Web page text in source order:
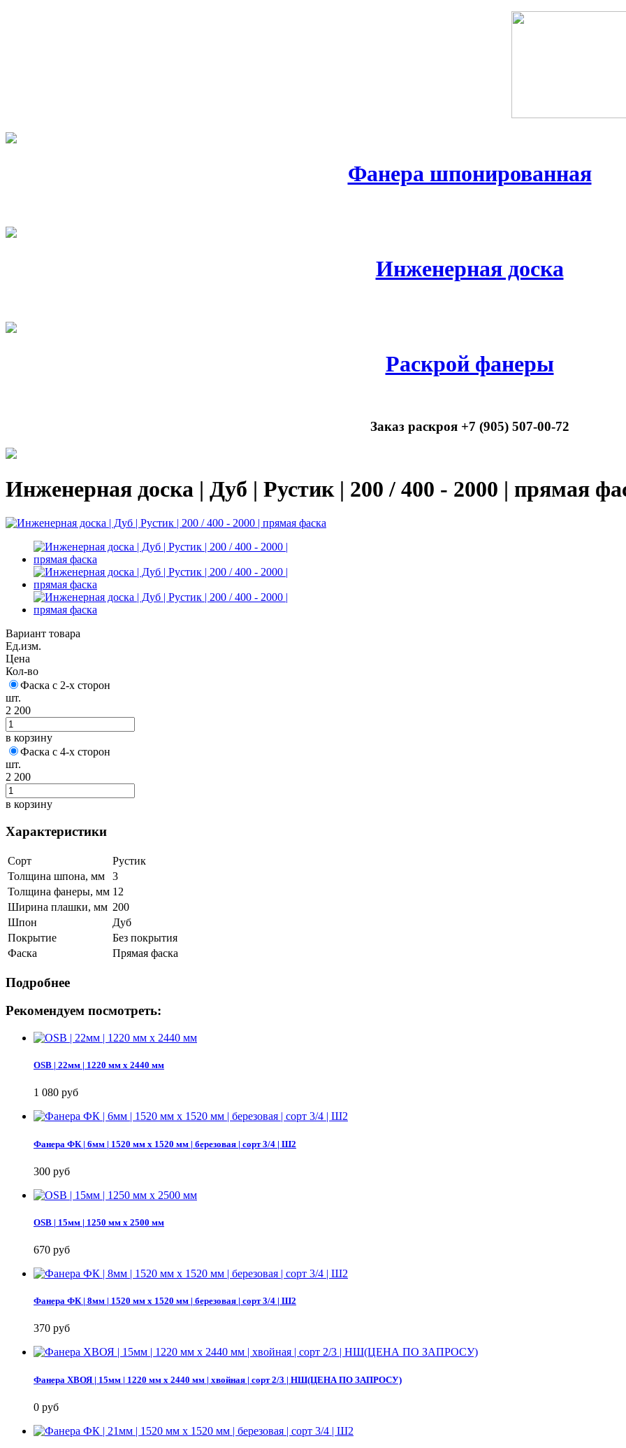
Фанера шпонированная
Инженерная доска
Раскрой фанеры
Заказ раскроя +7 (905) 507-00-72
Инженерная доска | Дуб | Рустик | 200 / 400 - 2000 | прямая
Вариант товара
Ед.изм.
Цена
Кол-во
Фаска с 2-х сторон
шт.
2 200
в корзину
Фаска с 4-х сторон
шт.
2 200
в корзину
Характеристики
Сорт
Рустик
Толщина шпона, мм
3
Толщина фанеры, мм 12
Ширина плашки, мм 200
Шпон
Дуб
Покрытие
Без покрытия
Фаска
Прямая фаска
Подробнее
Рекомендуем посмотреть:
OSB | 22мм | 1220 мм х 2440 мм
1 080 руб
Фанера ФК | 6мм | 1520 мм х 1520 мм | березовая | сорт 3/4 | Ш2
300 руб
OSB | 15мм | 1250 мм х 2500 мм
670 руб
Фанера ФК | 8мм | 1520 мм х 1520 мм | березовая | сорт 3/4 | Ш2
370 руб
Фанера ХВОЯ | 15мм | 1220 мм х 2440 мм | хвойная | сорт 2/3 | НШ(ЦЕНА ПО ЗАПРОСУ)
0 руб